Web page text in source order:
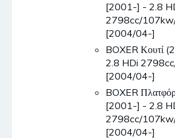
[2001-] - 2.8
2798cc/
[2004/04-]
BOXER Κουτί
2.8 HDi
[2004/04-]
BOXER
[2001-] - 2.8
2798cc/
[2004/04-]